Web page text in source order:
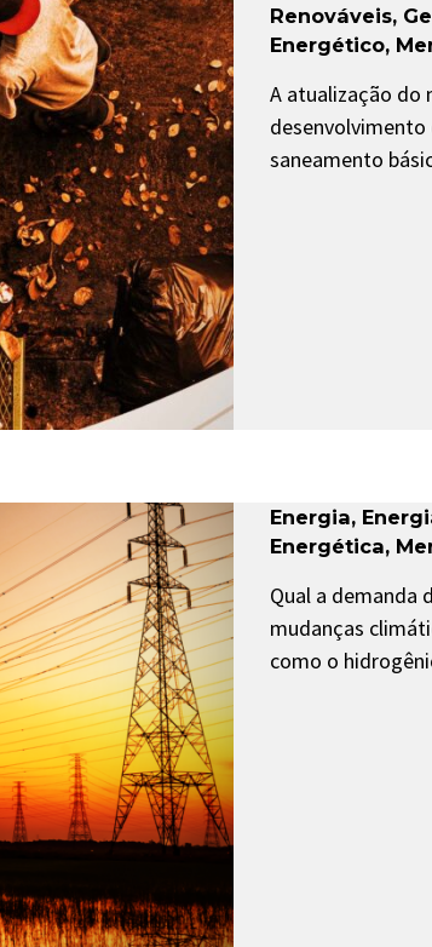
Renováveis,
Energético,
A atualização do
desenvolvimento
saneamento
Energia,
Energética,
Qual a demanda
mudanças
como o